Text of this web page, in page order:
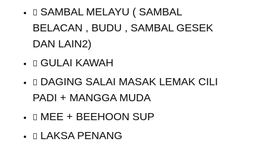
SAMBAL MELAYU ( SAMBAL
BELACAN , BUDU , SAMBAL GESEK
DAN LAIN2)
GULAI KAWAH
DAGING SALAI MASAK LEMAK CILI
PADI + MANGGA MUDA
MEE + BEEHOON SUP
LAKSA PENANG